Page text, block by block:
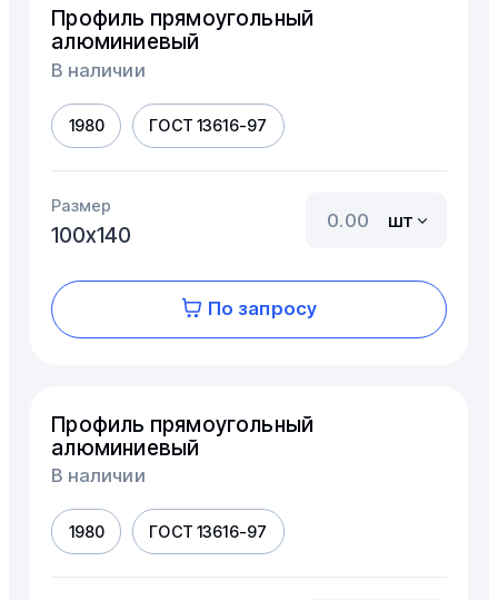
Профиль прямоугольный
алюминиевый
В наличии
1980 ГОСТ 13616-97
Размер
100х140
шт
По запросу
Профиль прямоугольный
алюминиевый
В наличии
1980 ГОСТ 13616-97